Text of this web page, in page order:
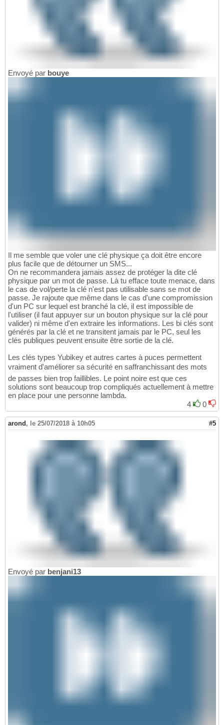
Envoyé par bouye
Il me semble que voler une clé physique ça doit être encore
plus facile que de détourner un SMS...
On ne recommandera jamais assez de protéger la dite clé
physique par un mot de passe. Là tu efface toute menace, dans
le cas de vol/perte la clé n'est pas utilisable sans se mot de
passe. Je rajoute que même dans le cas d'une compromission
d'un PC sur lequel est branché la clé, il est impossible de
l'utiliser (il faut appuyer sur un bouton physique sur la clé pour
valider) ni même d'en extraire les informations. Les bi clés sont
générés par la clé et ne transitent jamais par le PC, seul les
clés publiques peuvent ensuite être sortie de la clé.
Les clés types Yubikey et autres cartes à puces permettent
vraiment d'améliorer sa sécurité en saffranchissant des mots
de passes bien trop faillibles. Le point noire est que ces
solutions sont beaucoup trop compliqués actuellement à mettre
en place pour une personne lambda.
4
0
arond , le 25/07/2018 à 10h05 #5
Envoyé par benjani13